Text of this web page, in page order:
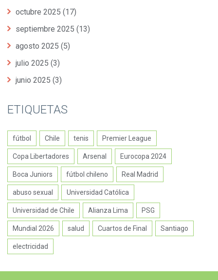
octubre 2025 (17)
septiembre 2025 (13)
agosto 2025 (5)
julio 2025 (3)
junio 2025 (3)
ETIQUETAS
fútbol Chile tenis Premier League
Copa Libertadores Arsenal Eurocopa 2024
Boca Juniors fútbol chileno Real Madrid
abuso sexual Universidad Católica
Universidad de Chile Alianza Lima PSG
Mundial 2026 salud Cuartos de Final Santiago
electricidad